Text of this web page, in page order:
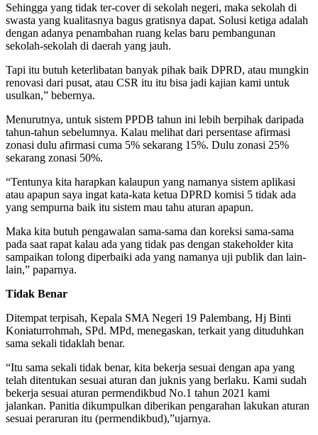
Sehingga yang tidak ter-cover di sekolah negeri, maka sekolah di
swasta yang kualitasnya bagus gratisnya dapat. Solusi ketiga adalah
dengan adanya penambahan ruang kelas baru pembangunan
sekolah-sekolah di daerah yang jauh.
Tapi itu butuh keterlibatan banyak pihak baik DPRD, atau mungkin
renovasi dari pusat, atau CSR itu itu bisa jadi kajian kami untuk
usulkan,” bebernya.
Menurutnya, untuk sistem PPDB tahun ini lebih berpihak daripada
tahun-tahun sebelumnya. Kalau melihat dari persentase afirmasi
zonasi dulu afirmasi cuma 5% sekarang 15%. Dulu zonasi 25%
sekarang zonasi 50%.
“Tentunya kita harapkan kalaupun yang namanya sistem aplikasi
atau apapun saya ingat kata-kata ketua DPRD komisi 5 tidak ada
yang sempurna baik itu sistem mau tahu aturan apapun.
Maka kita butuh pengawalan sama-sama dan koreksi sama-sama
pada saat rapat kalau ada yang tidak pas dengan stakeholder kita
sampaikan tolong diperbaiki ada yang namanya uji publik dan lain-
lain,” paparnya.
Tidak Benar
Ditempat terpisah, Kepala SMA Negeri 19 Palembang, Hj Binti
Koniaturrohmah, SPd. MPd, menegaskan, terkait yang dituduhkan
sama sekali tidaklah benar.
“Itu sama sekali tidak benar, kita bekerja sesuai dengan apa yang
telah ditentukan sesuai aturan dan juknis yang berlaku. Kami sudah
bekerja sesuai aturan permendikbud No.1 tahun 2021 kami
jalankan. Panitia dikumpulkan diberikan pengarahan lakukan aturan
sesuai peraruran itu (permendikbud),”ujarnya.